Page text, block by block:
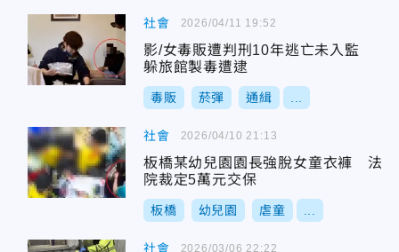
社會
影/女毒販遭判刑10年逃亡未入監
躲旅館製毒遭逮
毒販 菸彈 通緝
2026/04/11 19:52
社會
板橋某幼兒園園長強脫女童衣褲 法
院裁定5萬元交保
板橋 幼兒園 虐童
2026/04/10 21:13
社會 2026/03/06 22:22